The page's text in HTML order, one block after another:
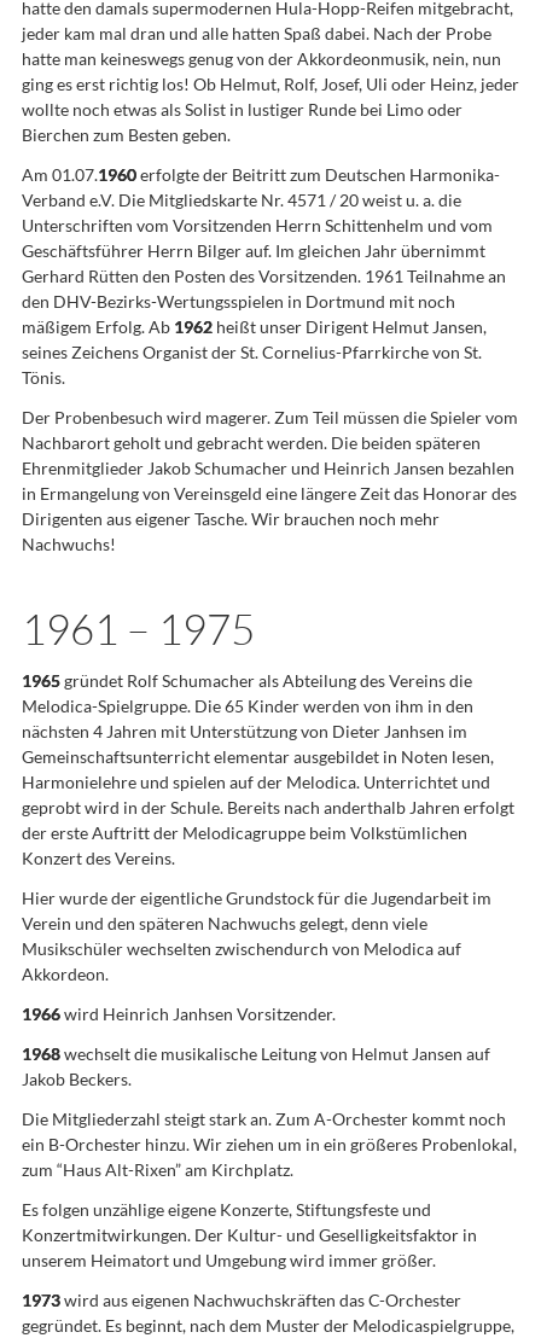
hatte den damals supermodernen Hula-Hopp-Reifen mitgebracht,
jeder kam mal dran und alle hatten Spaß dabei. Nach der Probe
hatte man keineswegs genug von der Akkordeonmusik, nein, nun
ging es erst richtig los! Ob Helmut, Rolf, Josef, Uli oder Heinz, jeder
wollte noch etwas als Solist in lustiger Runde bei Limo oder
Bierchen zum Besten geben.
Am 01.07.1960erfolgte der Beitritt zum Deutschen Harmonika-
Verband e.V. Die Mitgliedskarte Nr. 4571 / 20 weist u. a. die
Unterschriften vom Vorsitzenden Herrn Schittenhelm und vom
Geschäftsführer Herrn Bilger auf. Im gleichen Jahr übernimmt
Gerhard Rütten den Posten des Vorsitzenden. 1961 Teilnahme an
den DHV-Bezirks-Wertungsspielen in Dortmund mit noch
mäßigem Erfolg. Ab 1962heißt unser Dirigent Helmut Jansen,
seines Zeichens Organist der St. Cornelius-Pfarrkirche von St.
Tönis.
Der Probenbesuch wird magerer. Zum Teil müssen die Spieler vom
Nachbarort geholt und gebracht werden. Die beiden späteren
Ehrenmitglieder Jakob Schumacher und Heinrich Jansen bezahlen
in Ermangelung von Vereinsgeld eine längere Zeit das Honorar des
Dirigenten aus eigener Tasche. Wir brauchen noch mehr
Nachwuchs!
1961 – 1975
1965gründet Rolf Schumacher als Abteilung des Vereins die
Melodica-Spielgruppe. Die 65 Kinder werden von ihm in den
nächsten 4 Jahren mit Unterstützung von Dieter Janhsen im
Gemeinschaftsunterricht elementar ausgebildet in Noten lesen,
Harmonielehre und spielen auf der Melodica. Unterrichtet und
geprobt wird in der Schule. Bereits nach anderthalb Jahren erfolgt
der erste Auftritt der Melodicagruppe beim Volkstümlichen
Konzert des Vereins.
Hier wurde der eigentliche Grundstock für die Jugendarbeit im
Verein und den späteren Nachwuchs gelegt, denn viele
Musikschüler wechselten zwischendurch von Melodica auf
Akkordeon.
1966wird Heinrich Janhsen Vorsitzender.
1968wechselt die musikalische Leitung von Helmut Jansen auf
Jakob Beckers.
Die Mitgliederzahl steigt stark an. Zum A-Orchester kommt noch
ein B-Orchester hinzu. Wir ziehen um in ein größeres Probenlokal,
zum “Haus Alt-Rixen” am Kirchplatz.
Es folgen unzählige eigene Konzerte, Stiftungsfeste und
Konzertmitwirkungen. Der Kultur- und Geselligkeitsfaktor in
unserem Heimatort und Umgebung wird immer größer.
1973wird aus eigenen Nachwuchskräften das C-Orchester
gegründet. Es beginnt, nach dem Muster der Melodicaspielgruppe,